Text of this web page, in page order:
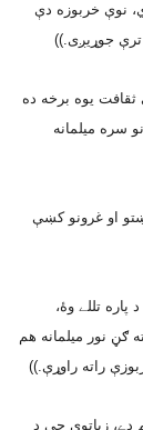
نوې خربوزه دې
ترې جوړيږى.))
يوه برخه ده
سره ميلمانه
او غرونو کښې
تللے وۀ،
ګڼ نور ميلمانه هم
راته راوړې.))
دے، زياتوي چې د